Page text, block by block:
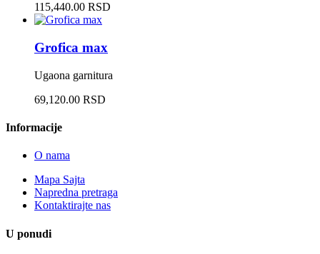
115,440.00 RSD
Grofica max
Ugaona garnitura
69,120.00 RSD
Informacije
O nama
Mapa Sajta
Napredna pretraga
Kontaktirajte nas
U ponudi